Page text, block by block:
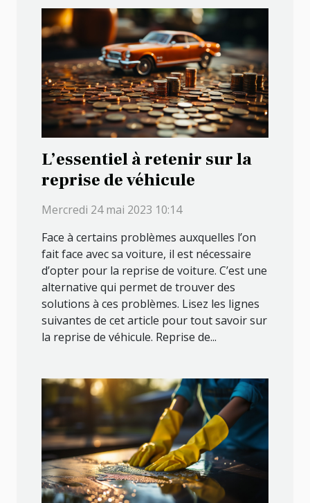
L’essentiel à retenir sur la
reprise de véhicule
Mercredi 24 mai 2023 10:14
Face à certains problèmes auxquelles l’on
fait face avec sa voiture, il est nécessaire
d’opter pour la reprise de voiture. C’est une
alternative qui permet de trouver des
solutions à ces problèmes. Lisez les lignes
suivantes de cet article pour tout savoir sur
la reprise de véhicule. Reprise de...